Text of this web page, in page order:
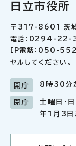
日立市役所
〒317-8601 茨城
電話：0294-22-
IP電話：050-
ヤルしてください。
開庁 8時30分
閉庁
土曜日・
年1月3日